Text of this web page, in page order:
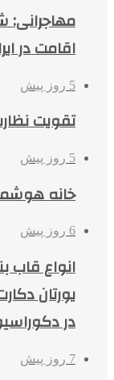
مهاجرانی:
اقامت در
5 روز پیش
تقویت
5 روز پیش
خانه
6 روز پیش
انواع قاب
یورتان
در
7 روز پیش